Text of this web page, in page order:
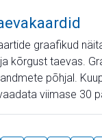
graafikud
kõrgust taevas.
põhjal.
viimase 30